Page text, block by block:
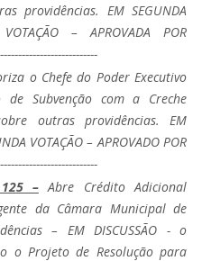
providências. EM SEGUNDA
– APROVADA POR
o Chefe do Poder Executivo
Subvenção com a Creche
outras providências. EM
VOTAÇÃO – APROVADO POR
125 –Abre Crédito Adicional
da Câmara Municipal de
– EM DISCUSSÃO - o
o Projeto de Resolução para